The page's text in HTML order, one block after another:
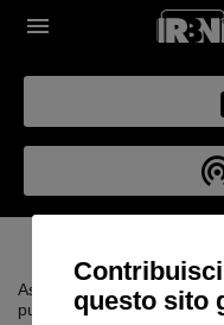
Ascolta i principali
puntate di Radio
questo sito